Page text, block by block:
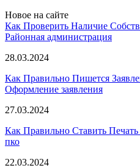
Новое на сайте
Как Проверить Наличие
Paйoннaя aдминиcтpaция
28.03.2024
Как Правильно Пишется
Оформление заявления
27.03.2024
Как Правильно Ставить
пко
22.03.2024